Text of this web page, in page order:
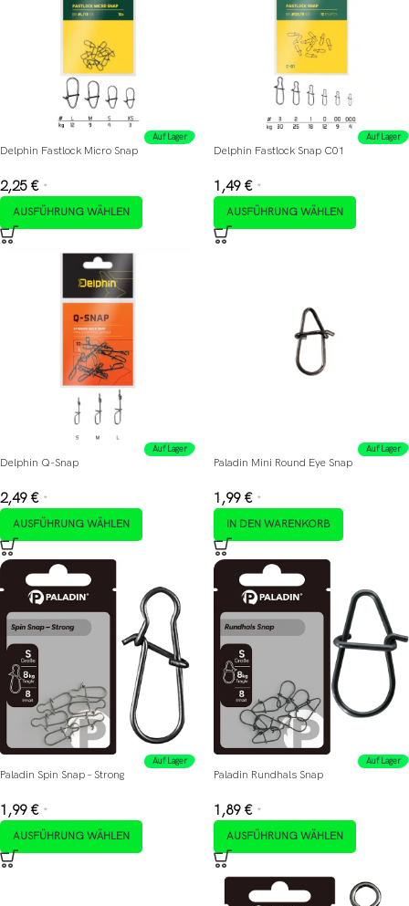
Auf Lager
Delphin Fastlock Micro Snap
2,25 € *
AUSFÜHRUNG WÄHLEN
Auf Lager
Delphin Fastlock Snap C01
1,49 € *
AUSFÜHRUNG WÄHLEN
Auf Lager
Delphin Q-Snap
2,49 € *
AUSFÜHRUNG WÄHLEN
Auf Lager
Paladin Mini Round Eye Snap
1,99 € *
IN DEN WARENKORB
Auf Lager
Paladin Spin Snap – Strong
1,99 € *
AUSFÜHRUNG WÄHLEN
Auf Lager
Paladin Rundhals Snap
1,89 € *
AUSFÜHRUNG WÄHLEN